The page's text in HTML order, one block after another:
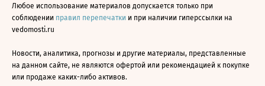
Любое использование материалов допускается только при
соблюдении правил перепечатки и при наличии гиперссылки на
vedomosti.ru
Новости, аналитика, прогнозы и другие материалы, представленные
на данном сайте, не являются офертой или рекомендацией к покупке
или продаже каких-либо активов.